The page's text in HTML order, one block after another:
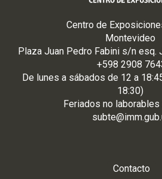
Centro de
Montevideo
Plaza Juan Pedro Fabini s/n esq.
+598 2908
De lunes a sábados de 12 a
18:30)
Feriados no laborables
Contacto